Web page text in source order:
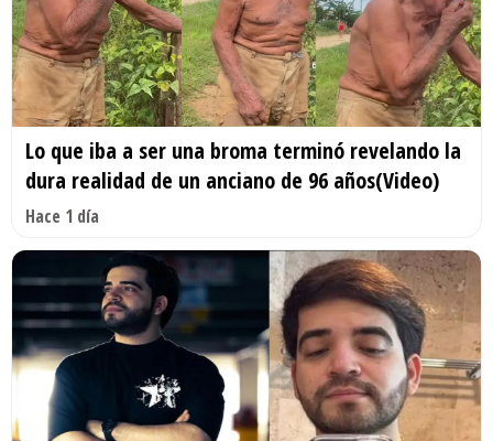
Lo que iba a ser una broma terminó revelando la
dura realidad de un anciano de 96 años(Video)
Hace 1 día